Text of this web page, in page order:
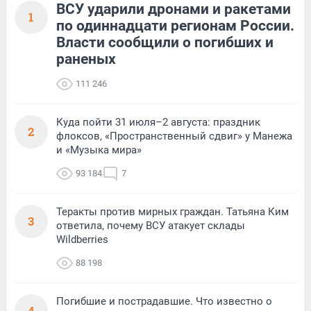
1
ВСУ ударили дронами и ракетами
по одиннадцати регионам России.
Власти сообщили о погибших и
раненых
111 246
2
Куда пойти 31 июля–2 августа: праздник
флоксов, «Пространственный сдвиг» у Манежа
и «Музыка мира»
93 184 7
3
Теракты против мирных граждан. Татьяна Ким
ответила, почему ВСУ атакует склады
Wildberries
88 198
Погибшие и пострадавшие. Что известно о